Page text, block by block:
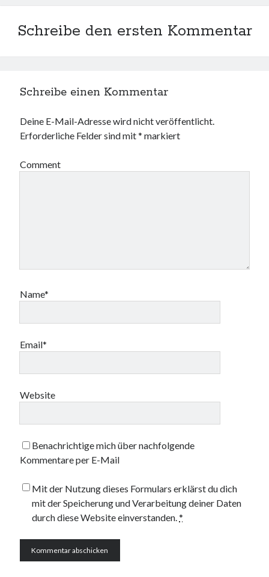
Schreibe den ersten Kommentar
Schreibe einen Kommentar
Deine E-Mail-Adresse wird nicht veröffentlicht.
Erforderliche Felder sind mit* markiert
Comment
Name*
Email*
Website
Benachrichtige mich über nachfolgende
Kommentare per E-Mail
Mit der Nutzung dieses Formulars erklärst du dich
mit der Speicherung und Verarbeitung deiner Daten
durch diese Website einverstanden.*